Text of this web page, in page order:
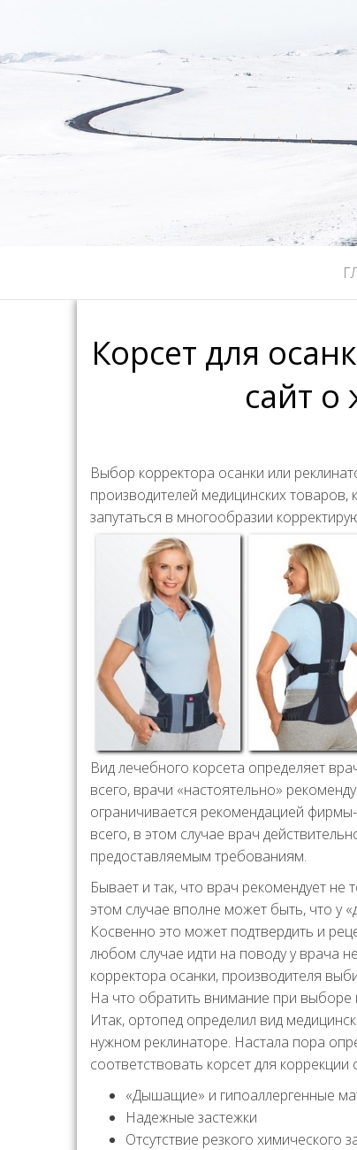
Корсет для
сайт
Выбор корректора осанки или
производителей медицинских товаров,
запутаться в многообразии
Вид лечебного корсета определяет
всего, врачи «настоятельно»
ограничивается рекомендацией
всего, в этом случае врач
предоставляемым требованиям.
Бывает и так, что врач рекомендует не
этом случае вполне может быть, что у
Косвенно это может подтвердить и
любом случае идти на поводу у врача
корректора осанки, производителя
На что обратить внимание при выборе
Итак, ортопед определил вид
нужном реклинаторе. Настала пора
соответствовать корсет для коррекции
«Дышащие» и гипоаллергенные
Надежные застежки
Отсутствие резкого химического